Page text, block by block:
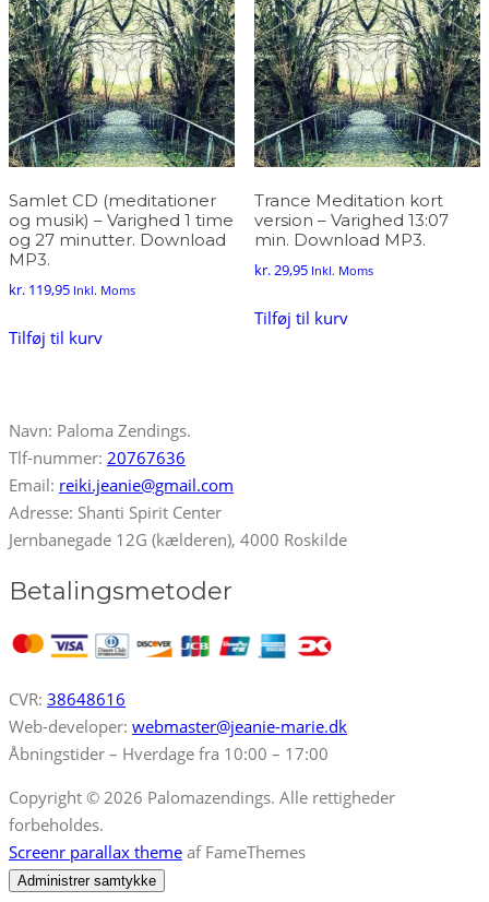
Samlet CD (meditationer
og musik) – Varighed 1 time
og 27 minutter. Download
MP3.
kr. 119,95 Inkl. Moms
Tilføj til kurv
Trance Meditation kort
version – Varighed 13:07
min. Download MP3.
kr.29,95 Inkl. Moms
Tilføj til kurv
Navn: Paloma Zendings.
Tlf-nummer: 20767636
Email: reiki.jeanie@gmail.com
Adresse: Shanti Spirit Center
Jernbanegade 12G (kælderen), 4000 Roskilde
Betalingsmetoder
CVR: 38648616
Web-developer: webmaster@jeanie-marie.dk
Åbningstider – Hverdage fra 10:00 – 17:00
Copyright © 2026 Palomazendings. Alle rettigheder
forbeholdes.
Screenr parallax theme af FameThemes
Administrer samtykke